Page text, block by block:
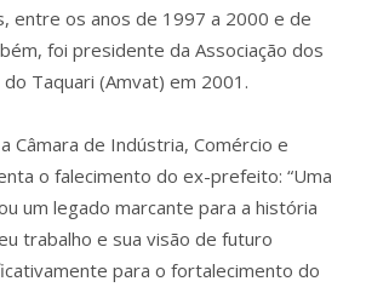
entre os anos de 1997 a 2000 e de
foi presidente da Associação dos
do Taquari (Amvat) em 2001.
Câmara de Indústria, Comércio e
o falecimento do ex-prefeito: “Uma
um legado marcante para a história
trabalho e sua visão de futuro
para o fortalecimento do